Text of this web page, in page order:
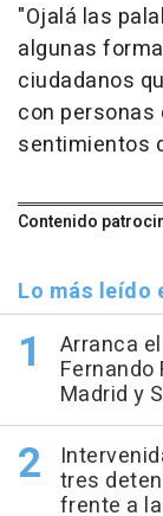
"Ojalá las
algunas
ciudadanos
con
sentimientos
Contenido
Lo más leído
Arranca
Fernando
Madrid y
tres
frente a